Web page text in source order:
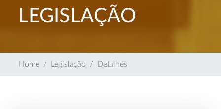
LEGISLAÇÃO
Home Legislação Detalhes